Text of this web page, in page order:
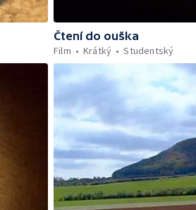
Čtení do ouška
Film
Krátký Studentský